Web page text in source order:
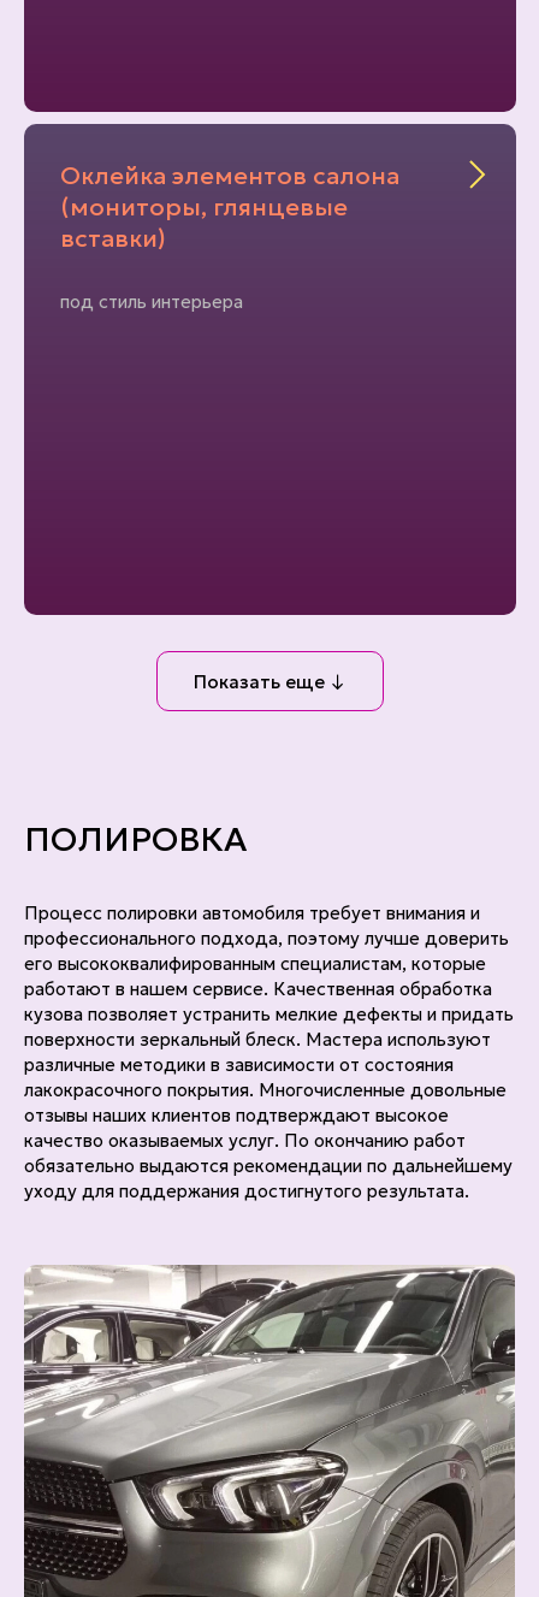
Оклейка элементов салона
(мониторы, глянцевые
вставки)
под стиль интерьера
Показать еще ↓
ПОЛИРОВКА
Процесс полировки автомобиля требует внимания и
профессионального подхода, поэтому лучше доверить
его высококвалифированным специалистам, которые
работают в нашем сервисе. Качественная обработка
кузова позволяет устранить мелкие дефекты и придать
поверхности зеркальный блеск. Мастера используют
различные методики в зависимости от состояния
лакокрасочного покрытия. Многочисленные довольные
отзывы наших клиентов подтверждают высокое
качество оказываемых услуг. По окончанию работ
обязательно выдаются рекомендации по дальнейшему
уходу для поддержания достигнутого результата.